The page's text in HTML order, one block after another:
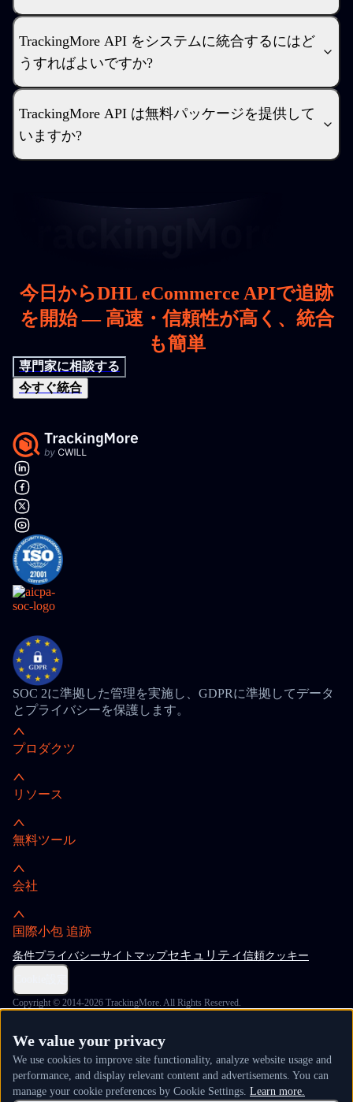
TrackingMore API をシステムに統合するにはど
うすればよいですか?
TrackingMore API は無料パッケージを提供して
いますか?
今日からDHL eCommerce APIで追跡
を開始 — 高速・信頼性が高く、統合
も簡単
専門家に相談する
今すぐ統合
SOC 2に準拠した管理を実施し、GDPRに準拠してデータ
とプライバシーを保護します。
プロダクツ
リソース
無料ツール
会社
国際小包 追跡
条件プライバシーサイトマップセキュリティ 信頼クッキー
Copyright © 2014-2026 TrackingMore. All Rights Reserved.
We value your privacy
We use cookies to improve site functionality, analyze website usage and
performance, and display relevant content and advertisements. You can
manage your cookie preferences by Cookie Settings. Learn more.